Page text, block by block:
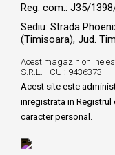
Reg. com.: J35/
Sediu: Strada
(Timisoara), Jud.
Acest magazin online
S.R.L. - CUI: 9436373
Acest site este
inregistrata in Registrul
caracter personal.